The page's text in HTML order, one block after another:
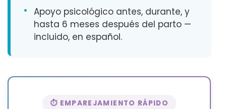
• Apoyo psicológico antes, durante, y
hasta 6 meses después del parto —
incluido, en español.
⏱ EMPAREJAMIENTO RÁPIDO